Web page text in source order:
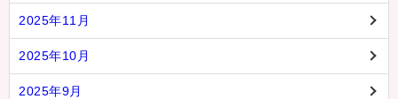
2025年11月
2025年10月
2025年9月